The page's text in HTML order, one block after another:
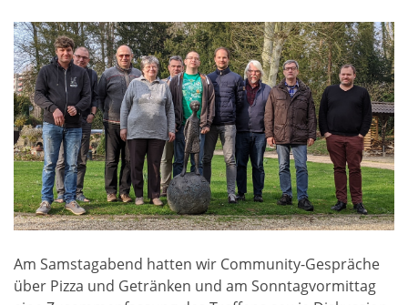
Am Samstagabend hatten wir Community-Gespräche
über Pizza und Getränken und am Sonntagvormittag